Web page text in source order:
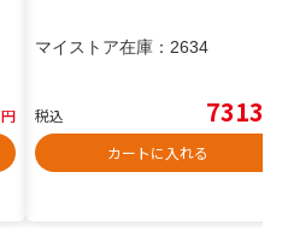
円
マイストア在庫： 2634
税込 7313
カートに入れる